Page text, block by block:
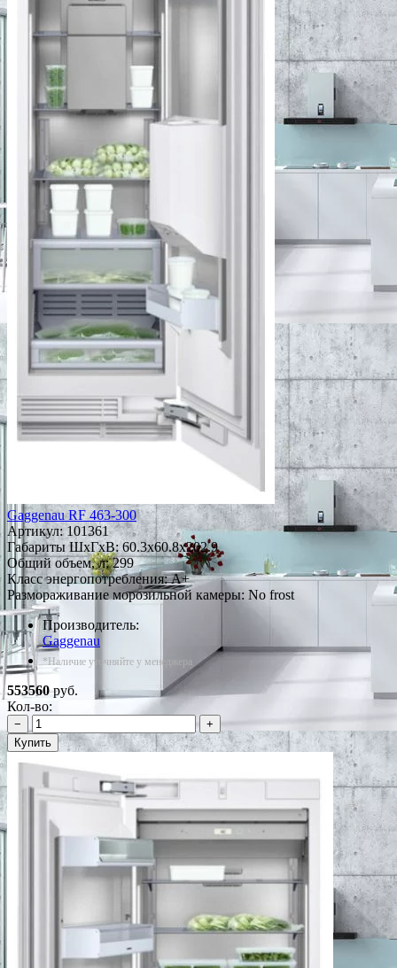
Gaggenau RF 463-300
Артикул:101361
Габариты ШxГxВ: 60.3x60.8x202.9
Общий объем, л: 299
Класс энергопотребления: A+
Размораживание морозильной камеры: No frost
Производитель:
Gaggenau
*Наличие уточняйте у менеджера
553560руб.
Кол-во:
−
+
Купить